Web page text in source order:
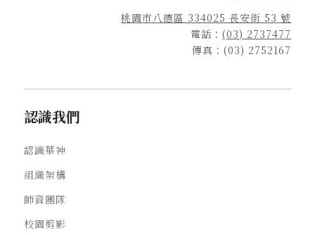
桃園市八德區 334025 長安街 53 號
電話：(03) 2737477
傳真：(03) 2752167
認識我們
認識華神
組織架構
師資團隊
校園剪影